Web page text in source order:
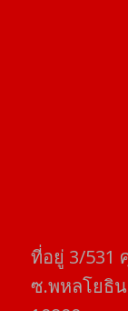
ที่อยู่​ 3/531​
ซ.พหลโยธิน​